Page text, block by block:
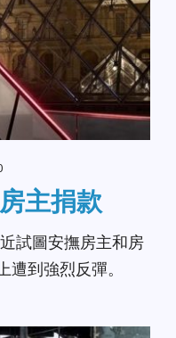
主捐款
試圖安撫房主和房
到強烈反彈。